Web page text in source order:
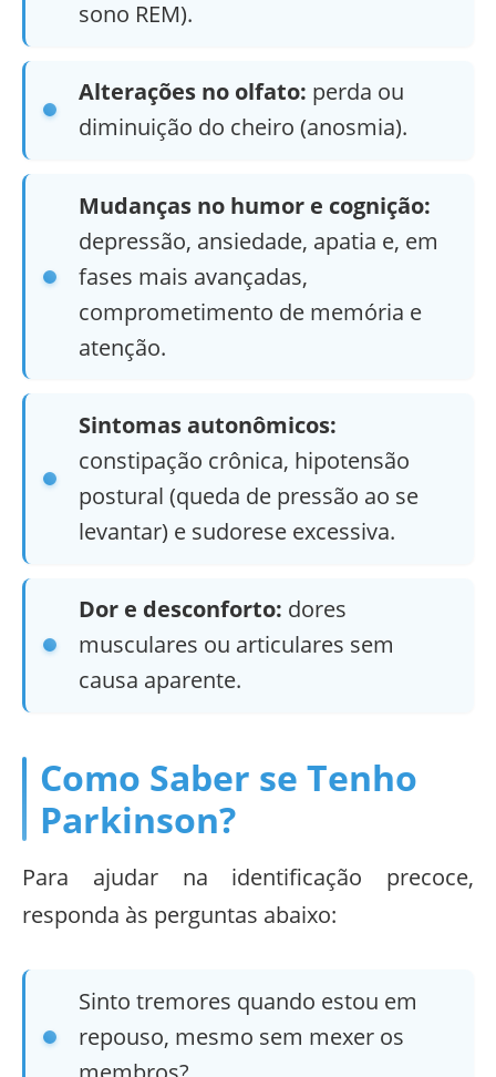
sono REM).
Alterações no olfato: perda ou
diminuição do cheiro (anosmia).
Mudanças no humor e cognição:
depressão, ansiedade, apatia e, em
fases mais avançadas,
comprometimento de memória e
atenção.
Sintomas autonômicos:
constipação crônica, hipotensão
postural (queda de pressão ao se
levantar) e sudorese excessiva.
Dor e desconforto: dores
musculares ou articulares sem
causa aparente.
Como Saber se Tenho
Parkinson?
Para ajudar na identificação precoce,
responda às perguntas abaixo:
Sinto tremores quando estou em
repouso, mesmo sem mexer os